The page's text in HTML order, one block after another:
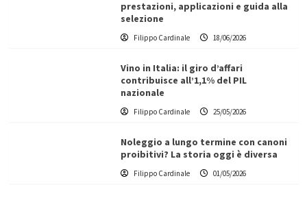
prestazioni, applicazioni e guida alla
selezione
Filippo Cardinale 18/06/2026
Vino in Italia: il giro d’affari
contribuisce all’1,1% del PIL
nazionale
Filippo Cardinale 25/05/2026
Noleggio a lungo termine con canoni
proibitivi? La storia oggi è diversa
Filippo Cardinale 01/05/2026